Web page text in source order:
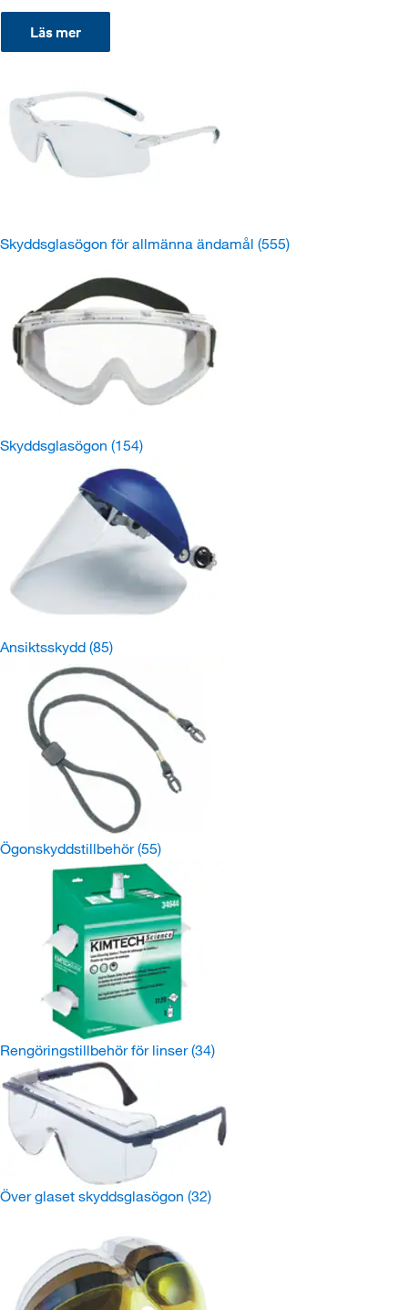
Läs mer
Skyddsglasögon för allmänna ändamål (555)
Skyddsglasögon (154)
Ansiktsskydd (85)
Ögonskyddstillbehör(55)
Rengöringstillbehör för linser(34)
Över glaset skyddsglasögon (32)